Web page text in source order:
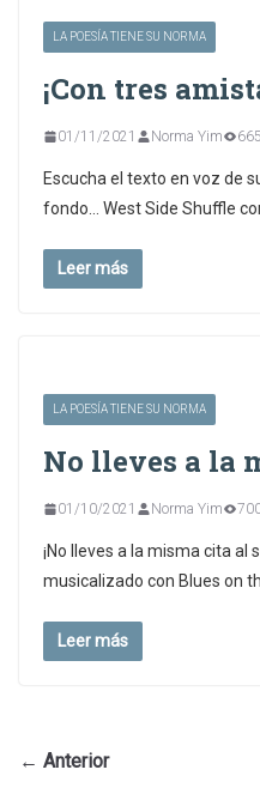
LA POESÍA TIENE SU NORMA
¡Con tres
01/11/2021 Norma Yim
Escucha el texto en voz de
fondo… West Side Shuffle
Leer más
LA POESÍA TIENE SU NORMA
No lleves a la
01/10/2021 Norma Yim
¡No lleves a la misma cita
musicalizado con Blues on
Leer más
← Anterior